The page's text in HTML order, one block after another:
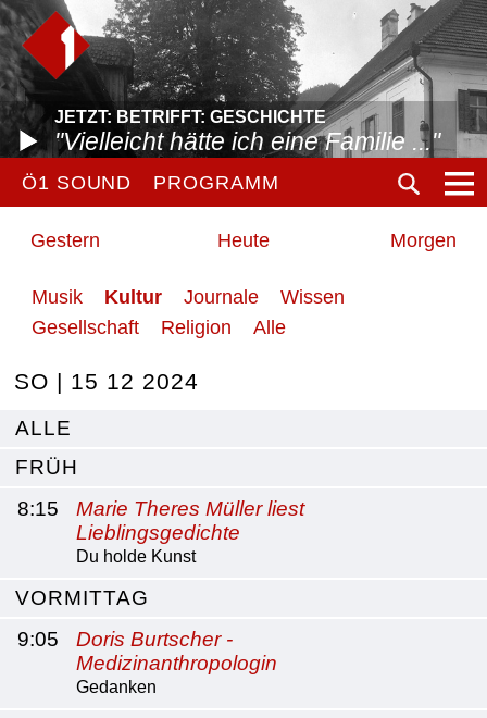
JETZT: BETRIFFT: GESCHICHTE
"Vielleicht hätte ich eine Familie ..."
Ö1 SOUND PROGRAMM
Gestern Heute Morgen
Musik Kultur Journale
Wissen
Gesellschaft
Religion Alle
SO | 15 12 2024
ALLE
FRÜH
8:15
Marie Theres Müller liest
Lieblingsgedichte
Du holde Kunst
VORMITTAG
9:05
Doris Burtscher -
Medizinanthropologin
Gedanken